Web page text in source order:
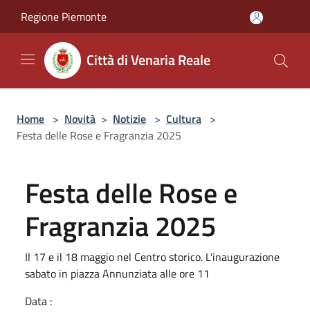
Regione Piemonte
Città di Venaria Reale
Home > Novità > Notizie > Cultura >
Festa delle Rose e Fragranzia 2025
Festa delle Rose e
Fragranzia 2025
Il 17 e il 18 maggio nel Centro storico. L'inaugurazione
sabato in piazza Annunziata alle ore 11
Data :